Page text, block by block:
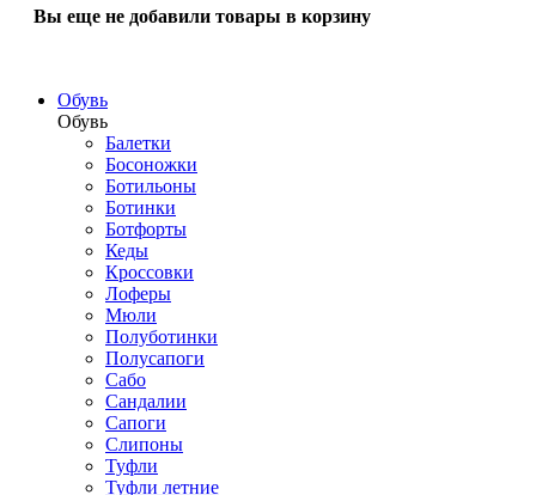
Вы еще не добавили товары в корзину
Обувь
Обувь
Балетки
Босоножки
Ботильоны
Ботинки
Ботфорты
Кеды
Кроссовки
Лоферы
Мюли
Полуботинки
Полусапоги
Сабо
Сандалии
Сапоги
Слипоны
Туфли
Туфли летние